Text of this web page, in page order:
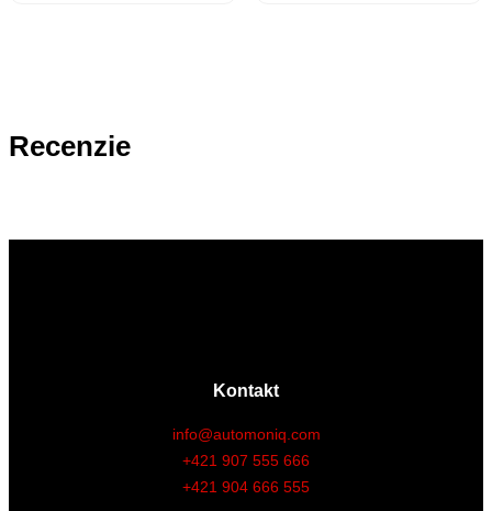
Recenzie
Kontakt
info@automoniq.com
+421 907 555 666
+421 904 666 555